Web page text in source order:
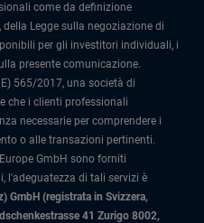
come da definizione
Legge sulla negoziazione di
per gli investitori individuali, i
presente comunicazione.
565/2017, una società di
che i clienti professionali
necessarie per comprendere i
o alle transazioni pertinenti.
GmbH sono forniti
l'adeguatezza di tali servizi è
GmbH (registrata in Svizzera,
41 Zurigo 8002,